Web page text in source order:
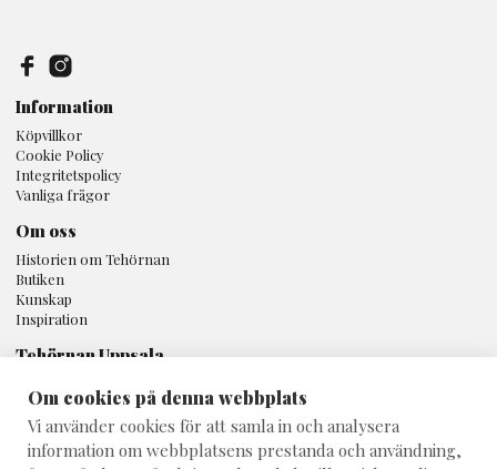
Om oss
Historien om Tehörnan
Butiken
Kunskap
Inspiration
Information
Köpvillkor
Cookie Policy
Integritetspolicy
Vanliga frågor
Tehörnan Uppsala
753 32 Uppsala
018 - 10 80 25
info@teshop.se
Om cookies på denna webbplats
Vi använder cookies för att samla in och analysera
information om webbplatsens prestanda och användning,